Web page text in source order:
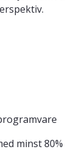
minst 80%